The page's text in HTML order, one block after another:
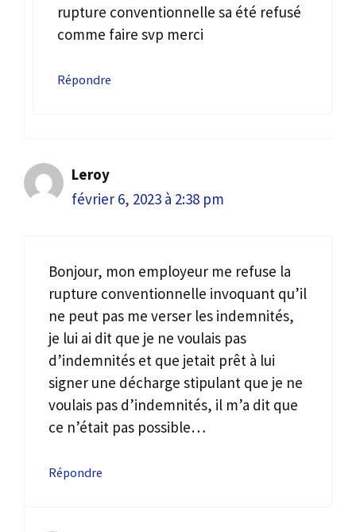
rupture conventionnelle sa été refusé
comme faire svp merci
Répondre
Leroy
février 6, 2023 à 2:38 pm
Bonjour, mon employeur me refuse la
rupture conventionnelle invoquant qu’il
ne peut pas me verser les indemnités,
je lui ai dit que je ne voulais pas
d’indemnités et que jetait prêt à lui
signer une décharge stipulant que je ne
voulais pas d’indemnités, il m’a dit que
ce n’était pas possible…
Répondre